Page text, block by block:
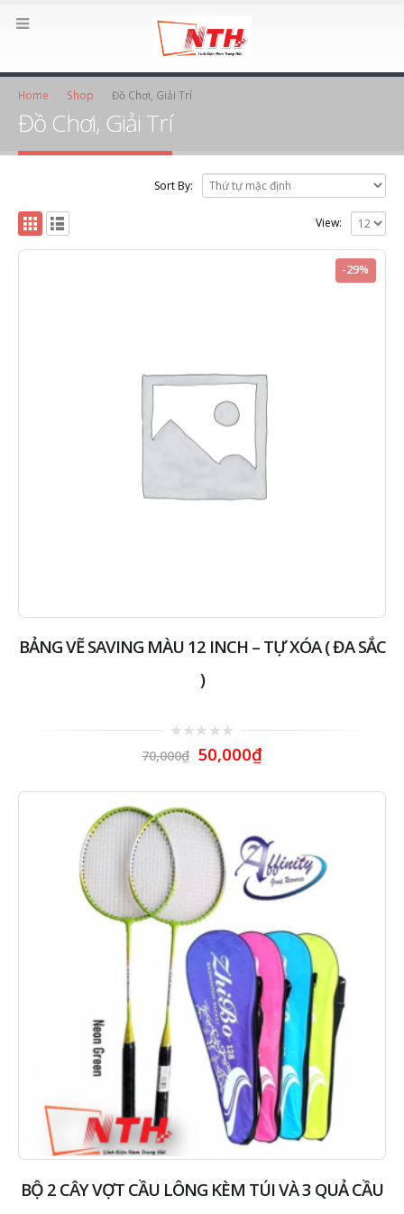
Home Shop Đồ Chơi, Giải Trí
Đồ Chơi, Giải Trí
Sort By:
View:
-29%
BẢNG VẼ SAVING MÀU 12 INCH – TỰ XÓA ( ĐA SẮC
)
out
70,000₫ 50,000₫
BỘ 2 CÂY VỢT CẦU LÔNG KÈM TÚI VÀ 3 QUẢ CẦU